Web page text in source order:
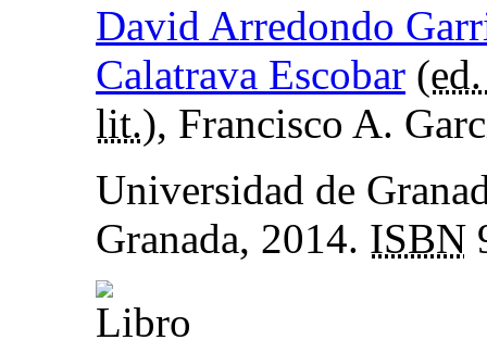
David Arredondo
Calatrava Escobar (
lit.), Francisco A.
Universidad de
Granada, 2014. ISBN